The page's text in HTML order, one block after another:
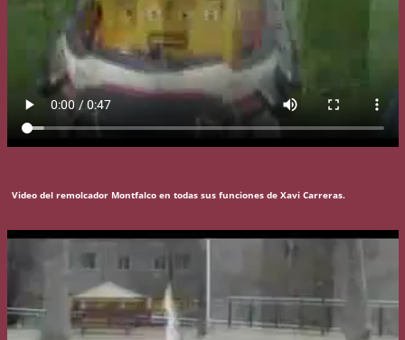
Video del remolcador Montfalco en todas sus funciones de Xavi Carreras.